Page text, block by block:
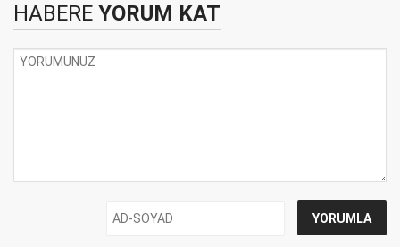
HABERE YORUM KAT